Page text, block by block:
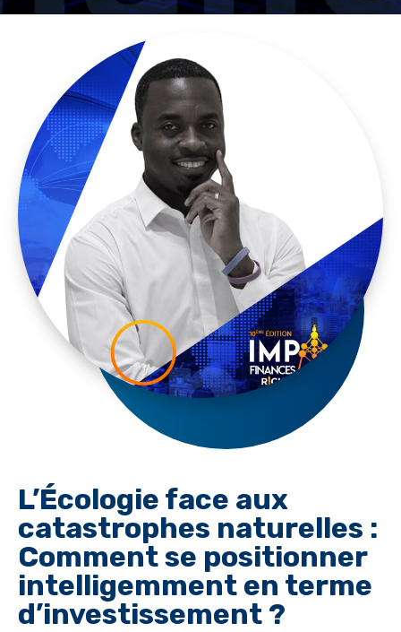
L’Écologie face aux
catastrophes naturelles :
Comment se positionner
intelligemment en terme
d’investissement ?